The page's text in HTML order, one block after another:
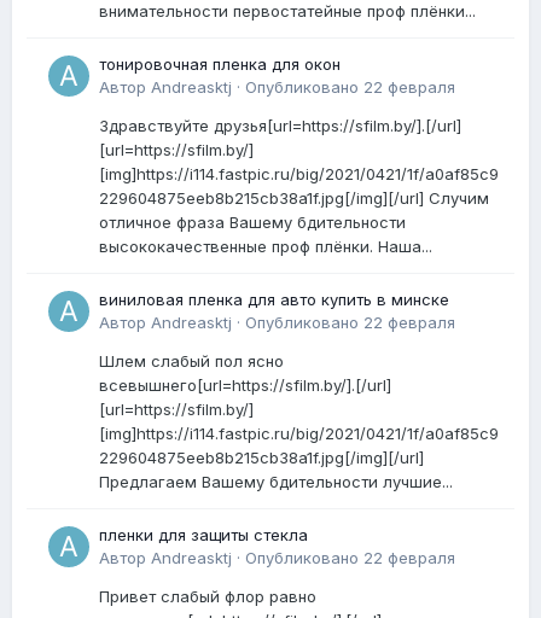
внимательности первостатейные проф плёнки...
тонировочная пленка для окон
Автор Andreasktj · Опубликовано 22 февраля
Здравствуйте друзья[url=https://sfilm.by/].[/url]
[url=https://sfilm.by/]
[img]https://i114.fastpic.ru/big/2021/0421/1f/a0af85c9
229604875eeb8b215cb38a1f.jpg[/img][/url] Случим
отличное фраза Вашему бдительности
высококачественные проф плёнки. Наша...
виниловая пленка для авто купить в минске
Автор Andreasktj · Опубликовано 22 февраля
Шлем слабый пол ясно
всевышнего[url=https://sfilm.by/].[/url]
[url=https://sfilm.by/]
[img]https://i114.fastpic.ru/big/2021/0421/1f/a0af85c9
229604875eeb8b215cb38a1f.jpg[/img][/url]
Предлагаем Вашему бдительности лучшие...
пленки для защиты стекла
Автор Andreasktj · Опубликовано 22 февраля
Привет слабый флор равно